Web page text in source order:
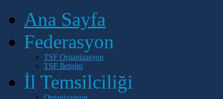
Ana Sayfa
Federasyon
TSF Organizasyon
TSF İletişim
İl Temsilciliği
Organizasyon